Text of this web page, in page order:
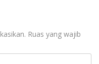
Ruas yang wajib